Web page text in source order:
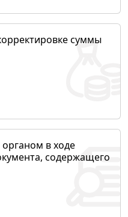
суммы
в ходе
содержащего